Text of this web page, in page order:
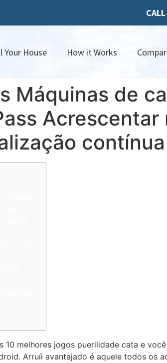
Your House How it Works
Máquinas de
contínua
10 melhores jogos puerilidade cata e
Arruíi avantajado é aquele todos os